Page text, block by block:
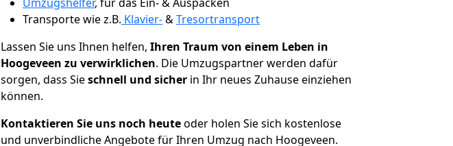
Transporte wie z.B. Klavier-&Tresortransport
Lassen Sie uns Ihnen helfen, Ihren Traum von einem Leben in
Hoogeveen zu verwirklichen. Die Umzugspartner werden dafür
sorgen, dass Sieschnell und sicher in Ihr neues Zuhause einziehen
können.
Kontaktieren Sie uns noch heuteoder holen Sie sich kostenlose
und unverbindliche Angebote für Ihren Umzug nach Hoogeveen.